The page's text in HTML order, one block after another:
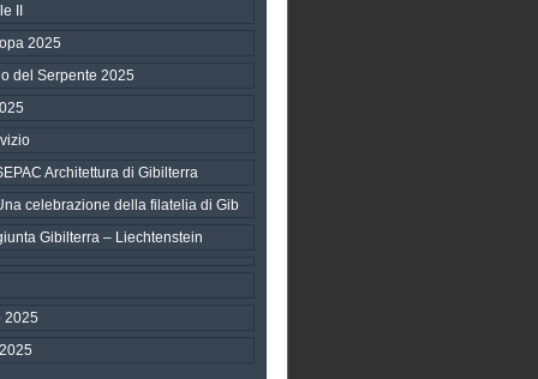
II
2025
del Serpente 2025
Architettura di Gibilterra
celebrazione della filatelia di Gib
Gibilterra – Liechtenstein
2025